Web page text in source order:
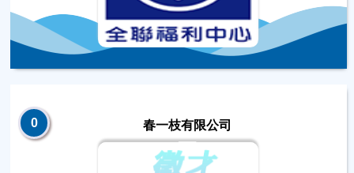
0 春一枝有限公司